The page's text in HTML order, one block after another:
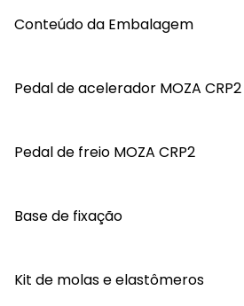
Conteúdo da Embalagem
Pedal de acelerador MOZA CRP2
Pedal de freio MOZA CRP2
Base de fixação
Kit de molas e elastômeros